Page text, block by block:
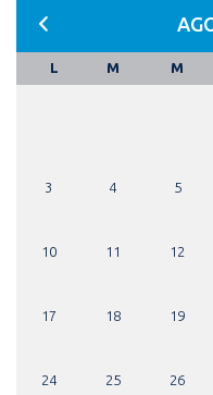
L M M
3 4 5
10 11 12
17 18 19
24 25 26